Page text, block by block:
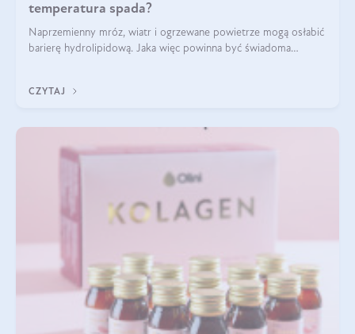
temperatura spada?
Naprzemienny mróz, wiatr i ogrzewane powietrze mogą osłabić
barierę hydrolipidową. Jaka więc powinna być świadoma
CZYTAJ